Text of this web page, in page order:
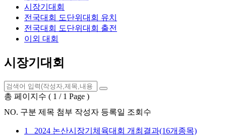
시장기대회
전국대회 도단위대회 유치
전국대회 도단위대회 출전
이외 대회
시장기대회
총 페이지수 ( 1 / 1 Page )
NO. 구분 제목 첨부 작성자 등록일 조회수
1
2024 논산시장기체육대회 개최결과(16개종목)